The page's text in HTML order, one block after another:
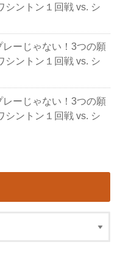
シントン１回戦 vs. シ
レーじゃない！3つの願
シントン１回戦 vs. シ
レーじゃない！3つの願
シントン１回戦 vs. シ